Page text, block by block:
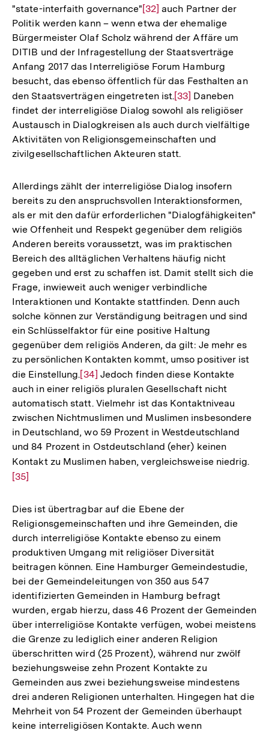
"state-interfaith governance"Zur
Auflösung
der
Fußnote
[32] auch Partner der
Politik werden kann – wenn etwa der ehemalige
Bürgermeister Olaf Scholz während der Affäre um
DITIB und der Infragestellung der Staatsverträge
Anfang 2017 das Interreligiöse Forum Hamburg
besucht, das ebenso öffentlich für das Festhalten an
den Staatsverträgen eingetreten ist.Zur
Auflösung
der
Fußnote
[33] Daneben
findet der interreligiöse Dialog sowohl als religiöser
Austausch in Dialogkreisen als auch durch vielfältige
Aktivitäten von Religionsgemeinschaften und
zivilgesellschaftlichen Akteuren statt.
Allerdings zählt der interreligiöse Dialog insofern
bereits zu den anspruchsvollen Interaktionsformen,
als er mit den dafür erforderlichen "Dialogfähigkeiten"
wie Offenheit und Respekt gegenüber dem religiös
Anderen bereits voraussetzt, was im praktischen
Bereich des alltäglichen Verhaltens häufig nicht
gegeben und erst zu schaffen ist. Damit stellt sich die
Frage, inwieweit auch weniger verbindliche
Interaktionen und Kontakte stattfinden. Denn auch
solche können zur Verständigung beitragen und sind
ein Schlüsselfaktor für eine positive Haltung
gegenüber dem religiös Anderen, da gilt: Je mehr es
zu persönlichen Kontakten kommt, umso positiver ist
die Einstellung.Zur
Auflösung
der
Fußnote
[34] Jedoch finden diese Kontakte
auch in einer religiös pluralen Gesellschaft nicht
automatisch statt. Vielmehr ist das Kontaktniveau
zwischen Nichtmuslimen und Muslimen insbesondere
in Deutschland, wo 59 Prozent in Westdeutschland
und 84 Prozent in Ostdeutschland (eher) keinen
Kontakt zu Muslimen haben, vergleichsweise niedrig.
[35]
Dies ist übertragbar auf die Ebene der
Religionsgemeinschaften und ihre Gemeinden, die
durch interreligiöse Kontakte ebenso zu einem
produktiven Umgang mit religiöser Diversität
beitragen können. Eine Hamburger Gemeindestudie,
bei der Gemeindeleitungen von 350 aus 547
identifizierten Gemeinden in Hamburg befragt
wurden, ergab hierzu, dass 46 Prozent der Gemeinden
über interreligiöse Kontakte verfügen, wobei meistens
die Grenze zu lediglich einer anderen Religion
überschritten wird (25 Prozent), während nur zwölf
beziehungsweise zehn Prozent Kontakte zu
Gemeinden aus zwei beziehungsweise mindestens
drei anderen Religionen unterhalten. Hingegen hat die
Mehrheit von 54 Prozent der Gemeinden überhaupt
keine interreligiösen Kontakte. Auch wenn